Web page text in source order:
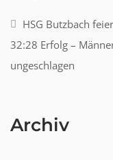
HSG Butzbach
32:28 Erfolg –
ungeschlagen
Archiv